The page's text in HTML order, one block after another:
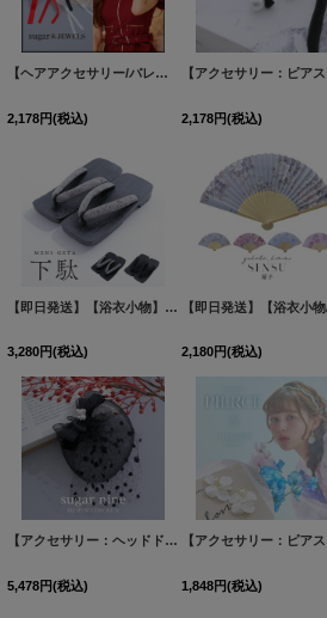
【ヘアアクセサリー/バレッタ】リボンヘアクリップ【3カラー】[OF02]
2,178円(税込) 2,178円(税込)
【即日発送】【浴衣小物】メンズ浴衣下駄 単品 [OF04]
3,280円(税込) 2,180円(税込)
【アクセサリー：ヘッドドレス】ドットレースビジューリボン帽 / カクテルハット / トーク帽【HC02】
5,478円(税込) 1,848円(税込)